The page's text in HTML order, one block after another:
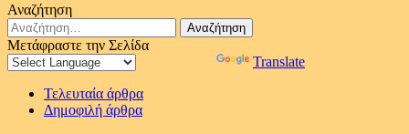
Αναζήτηση
Αναζήτηση
για:
Μετάφραστε την Σελίδα
Translate
Τελευταία άρθρα
Δημοφιλή άρθρα